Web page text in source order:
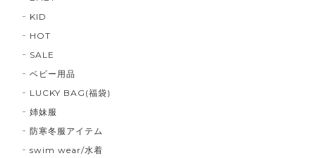
KID
HOT
SALE
ベビー用品
LUCKY BAG(福袋)
姉妹服
防寒冬服アイテム
swim wear/水着